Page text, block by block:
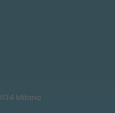
Milano